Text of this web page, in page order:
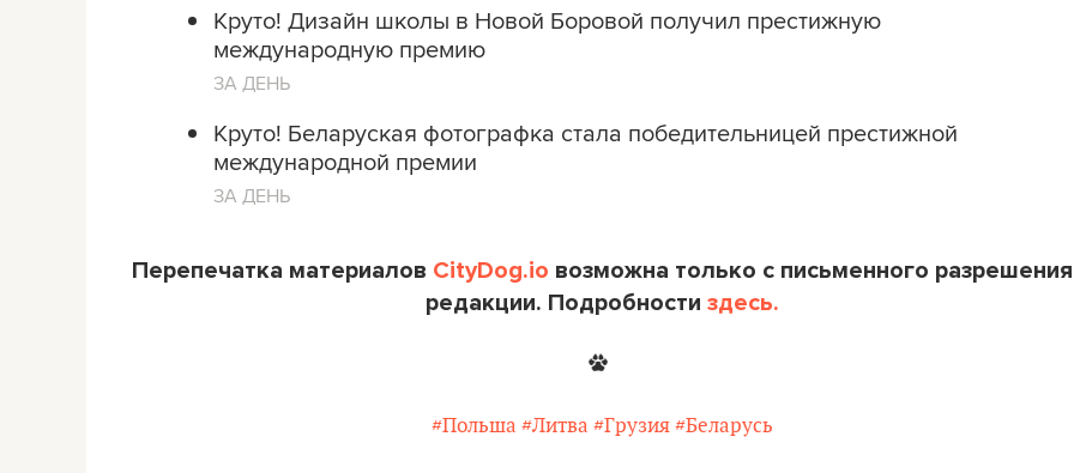
Круто! Дизайн школы в Новой Боровой получил престижную
международную премию
ЗА ДЕНЬ
Круто! Беларуская фотографка стала победительницей престижной
международной премии
ЗА ДЕНЬ
Перепечатка материалов CityDog.io возможна только с письменного разрешения
редакции. Подробности здесь.
#Польша #Литва #Грузия #Беларусь